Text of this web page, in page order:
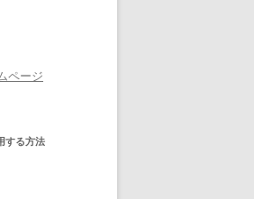
ページ
する方法